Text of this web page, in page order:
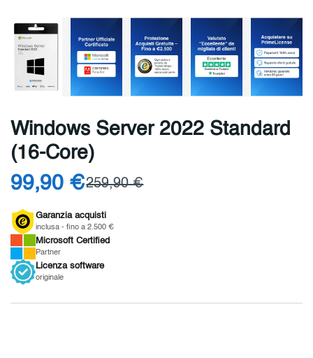
Windows Server 2022 Standard
(16-Core)
99,90 €259,90 €
Garanzia acquisti
inclusa - fino a 2.500 €
Microsoft Certified
Partner
Licenza software
originale